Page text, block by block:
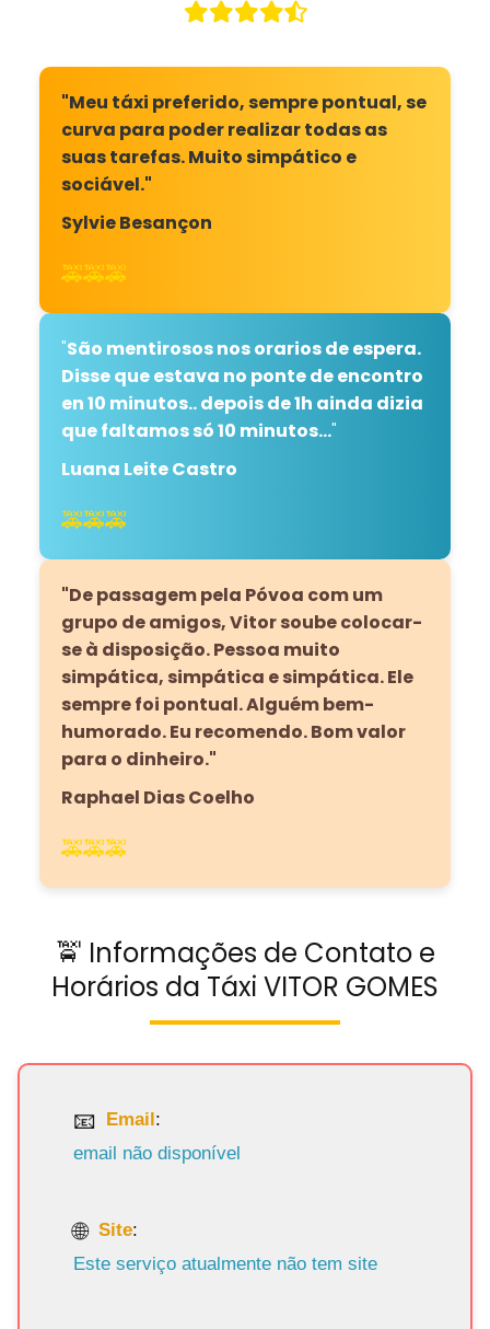
"Meu táxi preferido, sempre pontual, se
curva para poder realizar todas as
suas tarefas. Muito simpático e
sociável."
Sylvie Besançon
🚕🚕🚕
"São mentirosos nos orarios de espera.
Disse que estava no ponte de encontro
en 10 minutos.. depois de 1h ainda dizia
que faltamos só 10 minutos..."
Luana Leite Castro
🚕🚕🚕
"De passagem pela Póvoa com um
grupo de amigos, Vitor soube colocar-
se à disposição. Pessoa muito
simpática, simpática e simpática. Ele
sempre foi pontual. Alguém bem-
humorado. Eu recomendo. Bom valor
para o dinheiro."
Raphael Dias Coelho
🚕🚕🚕
🚖 Informações de Contato e
Horários da Táxi VITOR GOMES
Email:
email não disponível
Site:
Este serviço atualmente não tem site